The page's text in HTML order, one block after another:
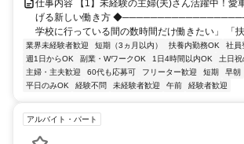
仕事内容 【1】未経験の主婦(夫)さん活躍中！愛
げる新しい働き方
学校に行っている間の数時間だけ働きたい」 「扶
業界未経験者歓迎 短期（3ヵ月以内） 扶養内勤務OK
社員
週1日からOK
副業・WワークOK 1日4時間以内OK
土日
主婦・主夫歓迎
60代も応募可 フリーター歓迎 短期 早朝
平日のみOK
経験不問 未経験者歓迎 午前 経験者歓迎
アルバイト・パート